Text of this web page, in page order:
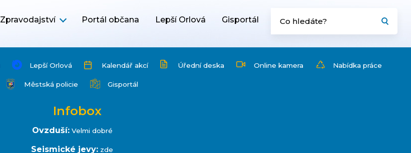
Zpravodajství Portál občana Lepší Orlová Gisportál
Lepší Orlová Kalendář akcí Úřední deska Online kamera Nabídka práce
Městská policie Gisportál
Infobox
Ovzduší: Velmi dobré
Seismické jevy: zde